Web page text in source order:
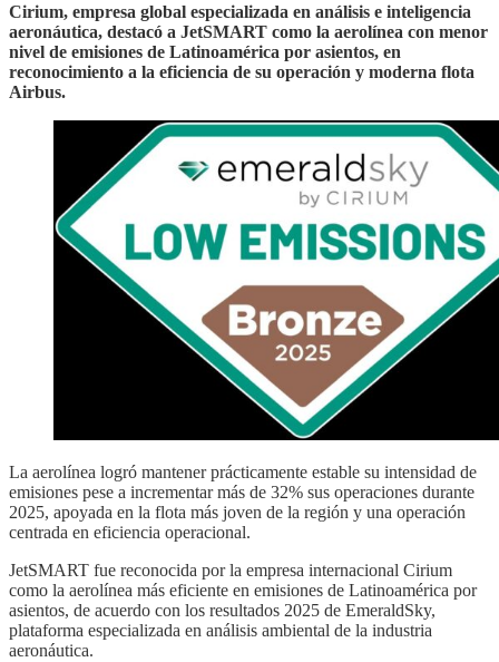
Cirium, empresa global especializada en análisis e inteligencia
aeronáutica, destacó a JetSMART como la aerolínea con menor
nivel de emisiones de Latinoamérica por asientos, en
reconocimiento a la eficiencia de su operación y moderna flota
Airbus.
La aerolínea logró mantener prácticamente estable su intensidad de
emisiones pese a incrementar más de 32% sus operaciones durante
2025, apoyada en la flota más joven de la región y una operación
centrada en eficiencia operacional.
JetSMART fue reconocida por la empresa internacional Cirium
como la aerolínea más eficiente en emisiones de Latinoamérica por
asientos, de acuerdo con los resultados 2025 de EmeraldSky,
plataforma especializada en análisis ambiental de la industria
aeronáutica.